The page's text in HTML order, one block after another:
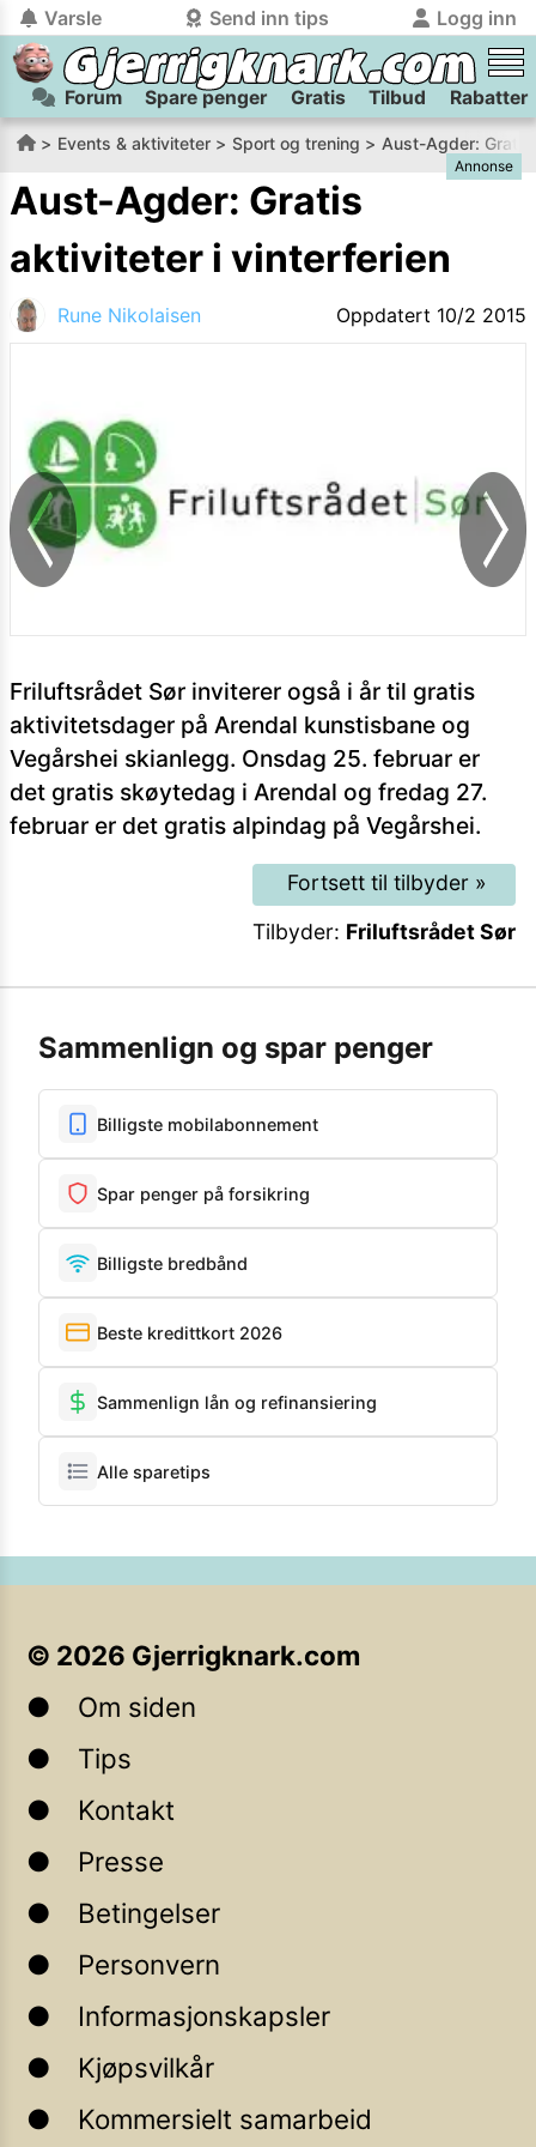
Varsle Send inn tips Logg inn
tilbake
Logg inn på Gjerrigknark.com:
Du kan logge inn / registrere bruker trygt og
på
gjerrigknark.com ved å benytte Vipps-innlogging.
Logg inn med Vipps
tilbake
Send inn tips:
Har du et tips til meg? Jeg premierer de beste tipsene med
flaxlodd!
Kamera
Velg bilde
kontaktdetaljer i neste steg.
Forum Spare penger Gratis Tilbud Rabatter
Events & aktiviteter Sport og trening Aust-Agder:
Annonse
Aust-Agder: Gratis
aktiviteter i vinterferien
Rune Nikolaisen Oppdatert 10/2 2015
Friluftsrådet Sør inviterer også i år til gratis
aktivitetsdager på Arendal kunstisbane og
Vegårshei skianlegg. Onsdag 25. februar er
det gratis skøytedag i Arendal og fredag 27.
februar er det gratis alpindag på Vegårshei.
Fortsett til tilbyder »
Tilbyder: Friluftsrådet Sør
Sammenlign og spar penger
Billigste mobilabonnement
Spar penger på forsikring
Billigste bredbånd
Beste kredittkort 2026
Sammenlign lån og refinansiering
Alle sparetips
© 2026 Gjerrigknark.com
Om siden
Tips
Kontakt
Presse
Betingelser
Personvern
Informasjonskapsler
Kjøpsvilkår
Kommersielt samarbeid